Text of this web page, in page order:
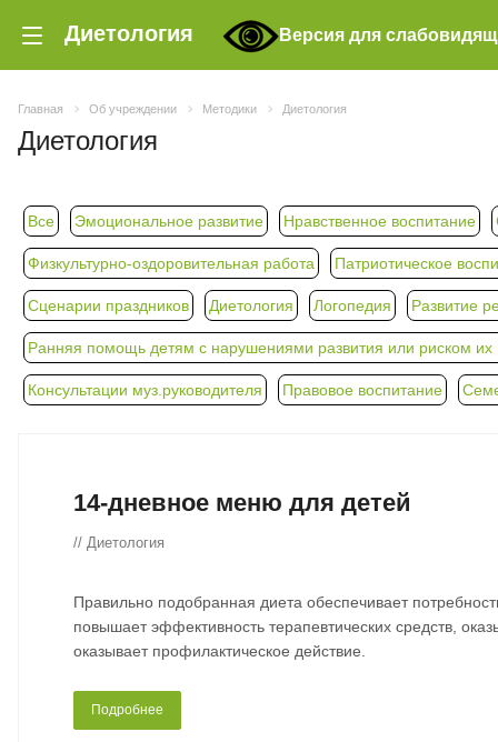
Диетология Версия для
Главная Об учреждении Методики Диетология
Диетология
Все Эмоциональное развитие Нравственное воспитание
Физкультурно-оздоровительная работа Патриотическое
Сценарии праздников Диетология Логопедия Развитие
Ранняя помощь детям с нарушениями развития или риском их
Консультации муз.руководителя Правовое воспитание
14-дневное меню для детей
// Диетология
Правильно подобранная диета обеспечивает
повышает эффективность терапевтических средств,
оказывает профилактическое действие.
Подробнее